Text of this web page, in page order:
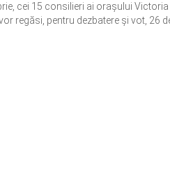
cei 15 consilieri ai oraşului
regăsi, pentru dezbatere şi vot, 26 de